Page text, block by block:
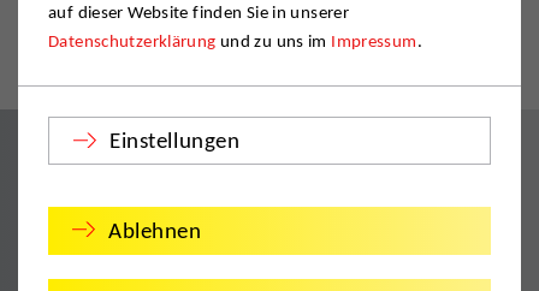
Ihr Umzugsunternehmen für den Großraum
Mülheim an der Ruhr
TÜV-zertifizierte
Qualität
Individuelle
auf dieser Website finden Sie in unserer
Datenschutzerklärung und zu uns im Impressum.
Einstellungen
Ablehnen